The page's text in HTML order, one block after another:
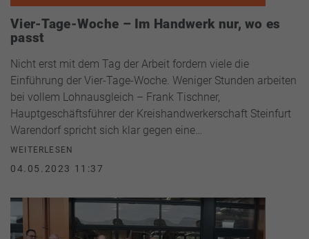
Vier-Tage-Woche – Im Handwerk nur, wo es
passt
Nicht erst mit dem Tag der Arbeit fordern viele die
Einführung der Vier-Tage-Woche. Weniger Stunden arbeiten
bei vollem Lohnausgleich – Frank Tischner,
Hauptgeschäftsführer der Kreishandwerkerschaft Steinfurt
Warendorf spricht sich klar gegen eine…
WEITERLESEN
04.05.2023 11:37